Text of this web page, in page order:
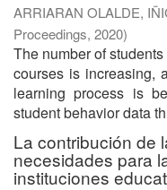
ARRIARAN OLALDE,
Proceedings, 2020)
The number of
courses is increasing,
learning process is
student behavior data
La contribución de
necesidades para
instituciones